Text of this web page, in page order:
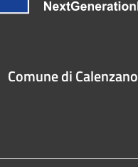
Comune di Calenzano